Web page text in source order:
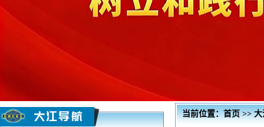
当前位置：首页>>大